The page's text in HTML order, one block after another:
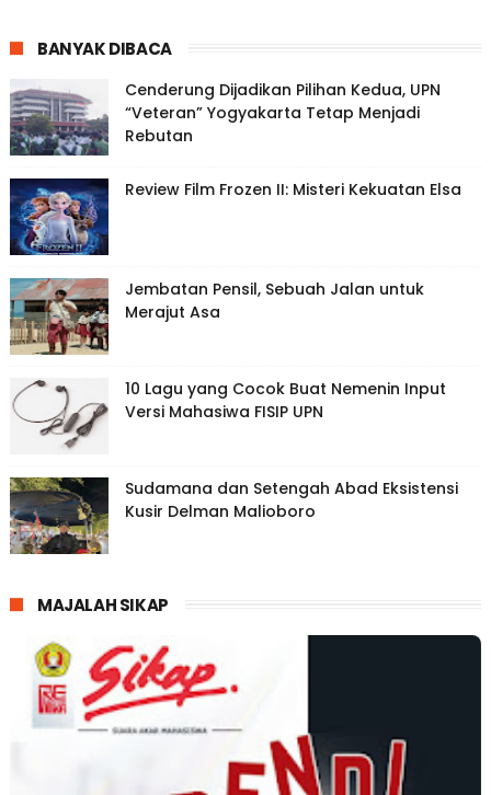
BANYAK DIBACA
Cenderung Dijadikan Pilihan Kedua, UPN
“Veteran” Yogyakarta Tetap Menjadi
Rebutan
Review Film Frozen II: Misteri Kekuatan Elsa
Jembatan Pensil, Sebuah Jalan untuk
Merajut Asa
10 Lagu yang Cocok Buat Nemenin Input
Versi Mahasiwa FISIP UPN
Sudamana dan Setengah Abad Eksistensi
Kusir Delman Malioboro
MAJALAH SIKAP